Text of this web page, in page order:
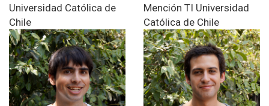
Universidad Católica de
Chile
Mención TI Universidad
Católica de Chile